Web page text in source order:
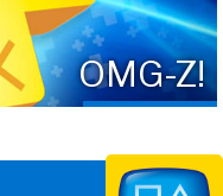
OMG-Z!